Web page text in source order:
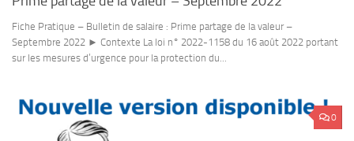
Fiche Pratique – Bulletin de salaire : Prime partage de la valeur –
Septembre 2022 ► Contexte La loi n° 2022-1158 du 16 août 2022 portant
sur les mesures d’urgence pour la protection du...
0